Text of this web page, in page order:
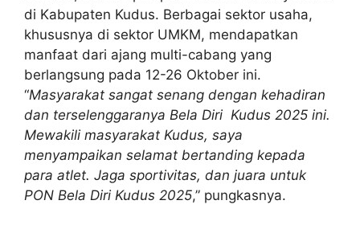
di Kabupaten Kudus. Berbagai sektor usaha,
khususnya di sektor UMKM, mendapatkan
manfaat dari ajang multi-cabang yang
berlangsung pada 12-26 Oktober ini.
“Masyarakat sangat senang dengan kehadiran
dan terselenggaranya Bela Diri Kudus 2025 ini.
Mewakili masyarakat Kudus, saya
menyampaikan selamat bertanding kepada
para atlet. Jaga sportivitas, dan juara untuk
PON Bela Diri Kudus 2025,” pungkasnya.